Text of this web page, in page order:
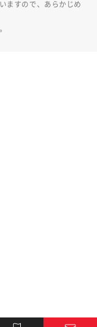
ますので、あらかじめ